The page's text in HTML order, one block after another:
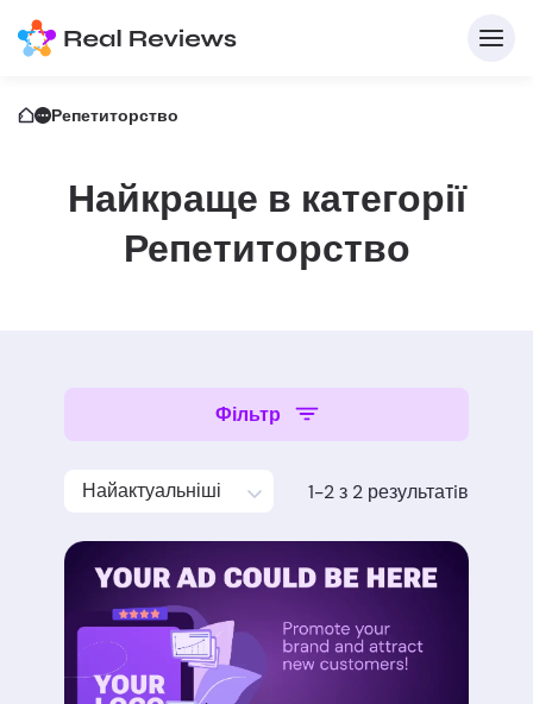
Репетиторство
Найкраще в категорії
Репетиторство
Фільтр
Найактуальніші 1-2 з 2 результатiв